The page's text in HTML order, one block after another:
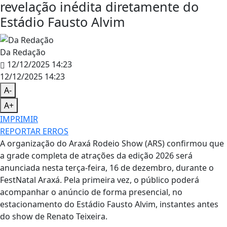
revelação inédita diretamente do
Estádio Fausto Alvim
Da Redação
12/12/2025 14:23
12/12/2025 14:23
A-
A+
IMPRIMIR
REPORTAR ERROS
A organização do Araxá Rodeio Show (ARS) confirmou que
a grade completa de atrações da edição 2026 será
anunciada nesta terça-feira, 16 de dezembro, durante o
FestNatal Araxá. Pela primeira vez, o público poderá
acompanhar o anúncio de forma presencial, no
estacionamento do Estádio Fausto Alvim, instantes antes
do show de Renato Teixeira.